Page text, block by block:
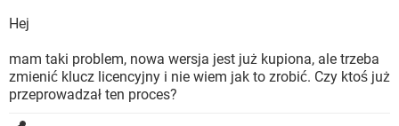
WINDOWS 10
WINDOWS 10
GRY
SPOTIFY NETFLIX
INSTAGRAM FACEBOOK
Hej
mam taki problem, nowa wersja jest już kupiona, ale trzeba
zmienić klucz licencyjny i nie wiem jak to zrobić. Czy ktoś już
przeprowadzał ten proces?